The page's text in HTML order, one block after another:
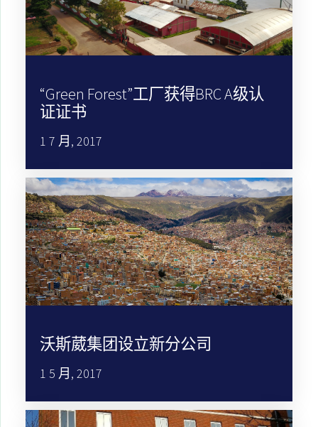
“Green Forest”工厂获得BRC A级认
证证书
1 7 月, 2017
沃斯葳集团设立新分公司
1 5 月, 2017